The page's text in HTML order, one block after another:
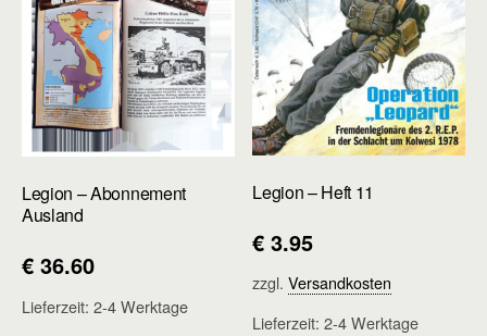
Legion – Abonnement
Ausland
€ 36.60
Lieferzeit: 2-4 Werktage
Legion – Heft 11
€ 3.95
zzgl.Versandkosten
Lieferzeit:2-4 Werktage